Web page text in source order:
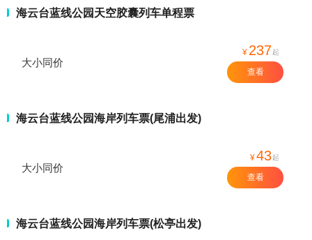
海云台蓝线公园天空胶囊列车单程票
大小同价
¥ 237起
查看
海云台蓝线公园海岸列车票(尾浦出发)
大小同价
¥43起
查看
海云台蓝线公园海岸列车票(松亭出发)